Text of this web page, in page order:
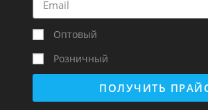
Оптовый
Розничный
ПОЛУЧИТЬ